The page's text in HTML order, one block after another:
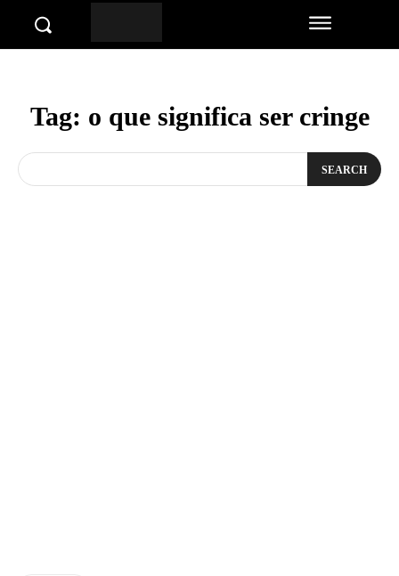
Tag: o que significa ser cringe
SEARCH